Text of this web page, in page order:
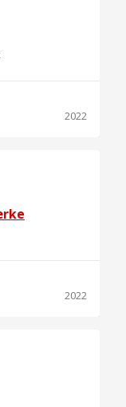
2022
2022